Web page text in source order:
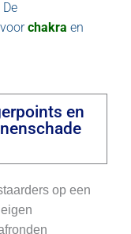
chakra en
en
op een